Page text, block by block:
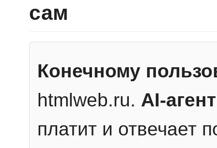
сам
Конечному
htmlweb.ru. AI-агент
платит и отвечает